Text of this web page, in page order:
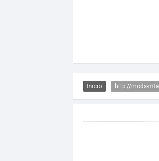
Inicio http://mods-